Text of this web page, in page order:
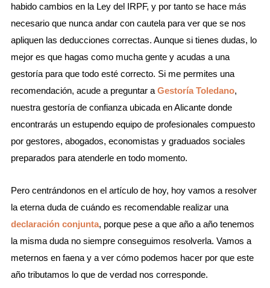
habido cambios en la Ley del IRPF, y por tanto se hace más
necesario que nunca andar con cautela para ver que se nos
apliquen las deducciones correctas. Aunque si tienes dudas, lo
mejor es que hagas como mucha gente y acudas a una
gestoría para que todo esté correcto. Si me permites una
recomendación, acude a preguntar a Gestoría Toledano,
nuestra gestoría de confianza ubicada en Alicante donde
encontrarás un estupendo equipo de profesionales compuesto
por gestores, abogados, economistas y graduados sociales
preparados para atenderle en todo momento.
Pero centrándonos en el artículo de hoy, hoy vamos a resolver
la eterna duda de cuándo es recomendable realizar una
declaración conjunta, porque pese a que año a año tenemos
la misma duda no siempre conseguimos resolverla. Vamos a
meternos en faena y a ver cómo podemos hacer por que este
año tributamos lo que de verdad nos corresponde.